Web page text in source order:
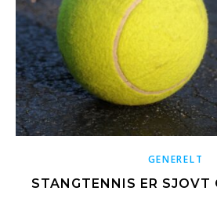
GENERELT
STANGTENNIS ER SJOVT